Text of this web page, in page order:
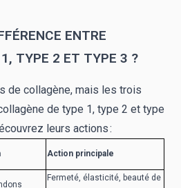
ENTRE
TYPE 2 ET TYPE 3 ?
de collagène, mais les trois
de type 1, type 2 et type
leurs actions :
Action principale
Fermeté, élasticité, beauté de